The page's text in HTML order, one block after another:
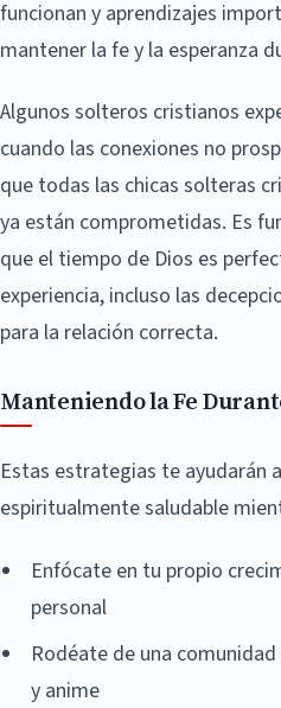
funcionan y aprendizajes
mantener la fe y la esperanza
Algunos solteros cristianos
cuando las conexiones no
que todas las chicas solteras
ya están comprometidas. Es
que el tiempo de Dios es
experiencia, incluso las
para la relación correcta.
Manteniendo la Fe
Estas estrategias te ayudarán
espiritualmente saludable
Enfócate en tu propio
personal
Rodéate de una
y anime